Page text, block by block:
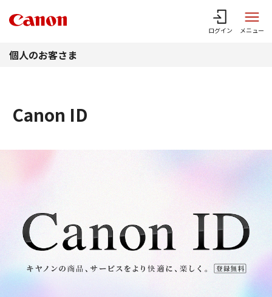
ログイン メニュー
個人のお客さま
Canon ID